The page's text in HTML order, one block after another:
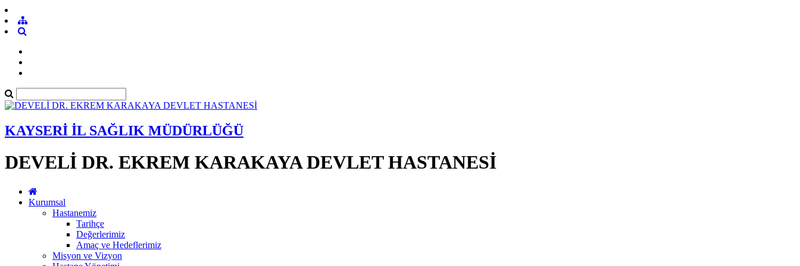
KAYSERİ İL SAĞLIK MÜDÜRLÜĞÜ
DEVELİ DR. EKREM KARAKAYA DEVLET HASTANESİ
Kurumsal
Hastanemiz
Tarihçe
Değerlerimiz
Amaç ve Hedeflerimiz
Misyon ve Vizyon